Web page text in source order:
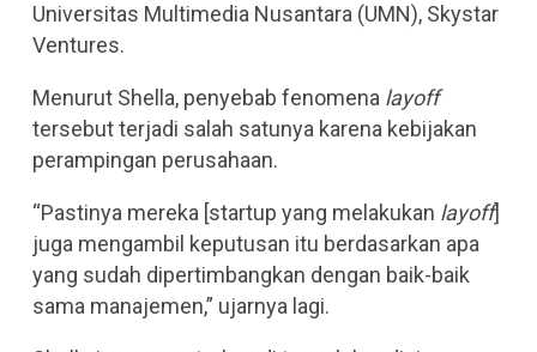
Universitas Multimedia Nusantara (UMN), Skystar
Ventures.
Menurut Shella, penyebab fenomena layoff
tersebut terjadi salah satunya karena kebijakan
perampingan perusahaan.
“Pastinya mereka [startup yang melakukan layoff]
juga mengambil keputusan itu berdasarkan apa
yang sudah dipertimbangkan dengan baik-baik
sama manajemen,” ujarnya lagi.